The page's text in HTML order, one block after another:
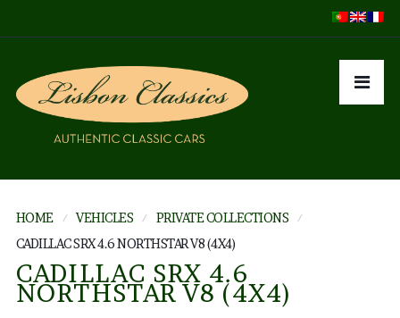
HOME VEHICLES
PRIVATE COLLECTIONS
CADILLAC SRX 4.6 NORTHSTAR V8 (4X4)
CADILLAC SRX 4.6
NORTHSTAR V8 (4X4)